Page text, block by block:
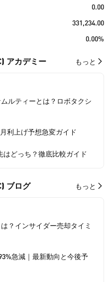
0.00
331,234.00
0.00%
アカデミー もっと
ルティーとは？ロボタクシ
利上げ予想急変ガイド
はどっち？徹底比較ガイド
ブログ もっと
？インサイダー売却タイミ
急減｜最新動向と今後予